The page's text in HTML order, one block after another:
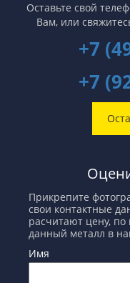
Оставьте свой
Вам, или
+7
+7
Прикрепите
свои контактные
расчитают цену,
данный металл в
Имя